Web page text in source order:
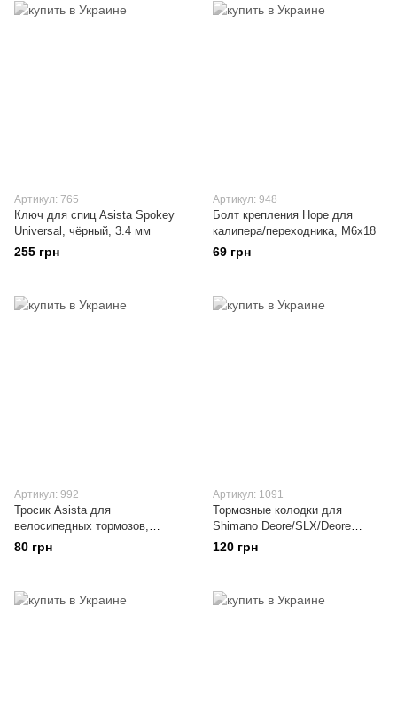
Артикул: 765
Ключ для спиц Asista Spokey
Universal, чёрный, 3.4 мм
255 грн
Артикул: 948
Болт крепления Hope для
калипера/переходника, M6x18
69 грн
Артикул: 992
Тросик Asista для
велосипедных тормозов,
нержавеющая сталь, 2050 мм
80 грн
Артикул: 1091
Тормозные колодки для
Shimano Deore/SLX/Deore
XT/XTR, Tektro, semi-metall
120 грн